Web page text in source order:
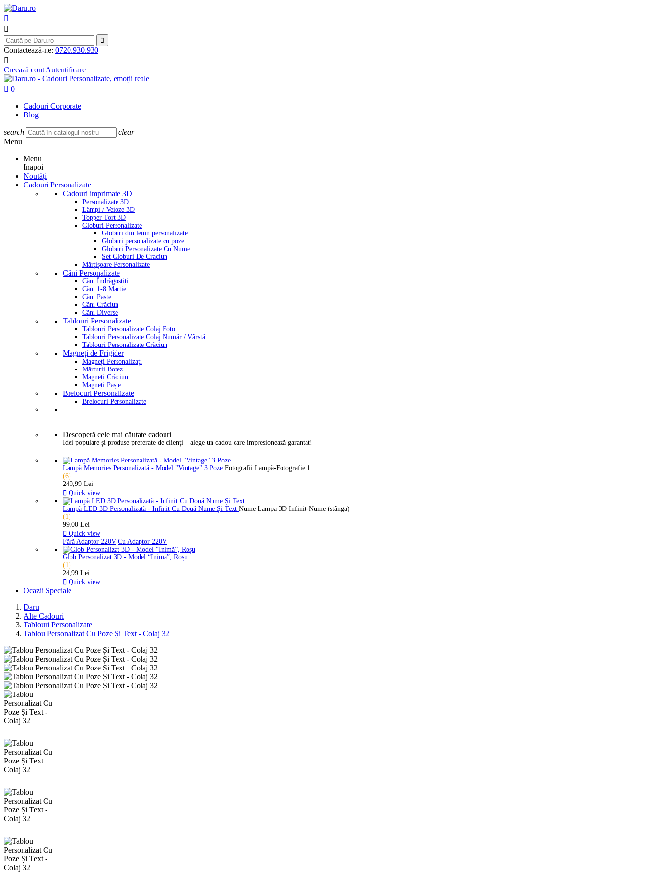



Contactează-ne: 0720.930.930

Creează cont Autentificare
 0
Cadouri Corporate
Blog
search
clear
Menu
Menu
Inapoi
Noutăți
Cadouri Personalizate
Cadouri imprimate 3D
Personalizate 3D
Lămpi / Veioze 3D
Topper Tort 3D
Globuri Personalizate
Globuri din lemn personalizate
Globuri personalizate cu poze
Globuri Personalizate Cu Nume
Set Globuri De Craciun
Mărțișoare Personalizate
Căni Personalizate
Căni Îndrăgostiți
Căni 1-8 Martie
Căni Paște
Căni Crăciun
Căni Diverse
Tablouri Personalizate
Tablouri Personalizate Colaj Foto
Tablouri Personalizate Colaj Număr / Vârstă
Tablouri Personalizate Crăciun
Magneți de Frigider
Magneți Personalizați
Mărturii Botez
Magneți Crăciun
Magneți Paște
Brelocuri Personalizate
Brelocuri Personalizate
Descoperă cele mai căutate cadouri
Idei populare și produse preferate de clienți – alege un cadou care impresionează garantat!
Lampă Memories Personalizată - Model "Vintage" 3 Poze Fotografii Lampă-Fotografie 1
(6)
249,99 Lei
 Quick view
Lampă LED 3D Personalizată - Infinit Cu Două Nume Și Text Nume Lampa 3D Infinit-Nume (stânga)
(1)
99,00 Lei
 Quick view
Fără Adaptor 220V Cu Adaptor 220V
Glob Personalizat 3D - Model “Inimă”, Roșu
(1)
24,99 Lei
 Quick view
Ocazii Speciale
Daru
Alte Cadouri
Tablouri Personalizate
Tablou Personalizat Cu Poze Și Text - Colaj 32